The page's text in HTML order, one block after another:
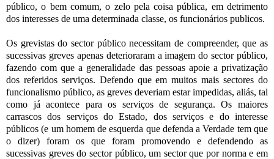
público, o bem comum, o zelo pela coisa pública, em detrimento
dos interesses de uma determinada classe, os funcionários publicos.
Os grevistas do sector público necessitam de compreender, que as
sucessivas greves apenas deterioraram a imagem do sector público,
fazendo com que a generalidade das pessoas apoie a privatização
dos referidos serviços. Defendo que em muitos mais sectores do
funcionalismo público, as greves deveriam estar impedidas, aliás, tal
como já acontece para os serviços de segurança. Os maiores
carrascos dos serviços do Estado, dos serviços e do interesse
públicos (e um homem de esquerda que defenda a Verdade tem que
o dizer) foram os que foram promovendo e defendendo as
sucessivas greves do sector público, um sector que por norma e em